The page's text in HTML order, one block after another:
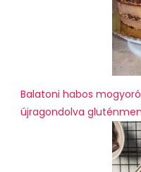
Balatoni habos
újragondolva